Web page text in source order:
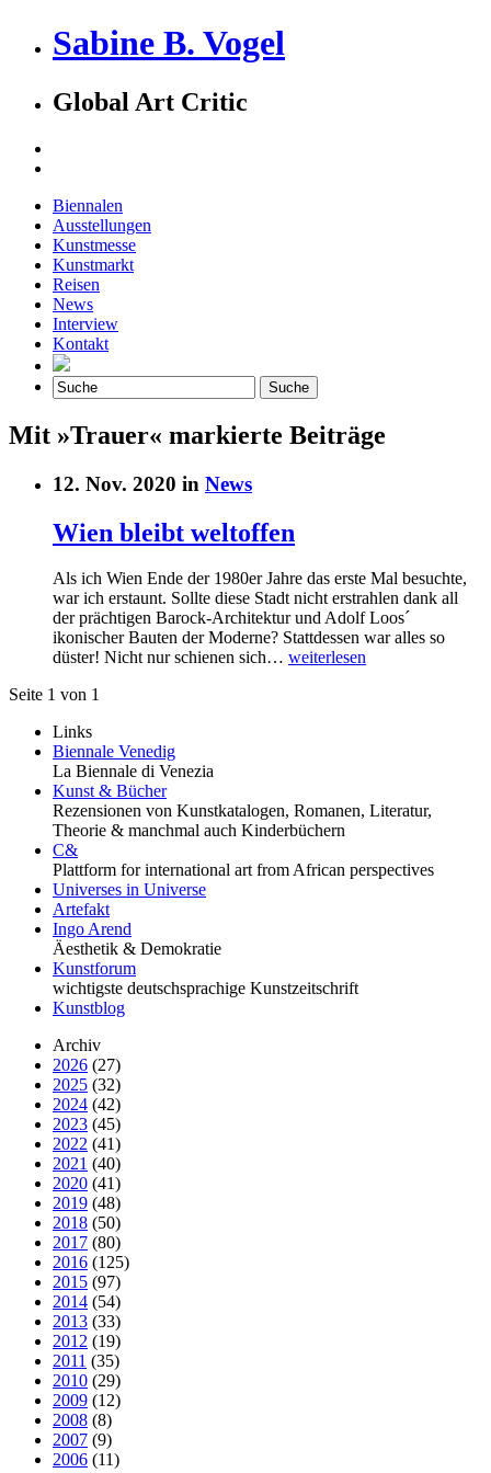
Sabine B. Vogel
Global Art Critic
Biennalen
Ausstellungen
Kunstmesse
Kunstmarkt
Reisen
News
Interview
Kontakt
Mit »Trauer« markierte Beiträge
12. Nov. 2020 in News
Wien bleibt weltoffen
Als ich Wien Ende der 1980er Jahre das erste Mal besuchte,
war ich erstaunt. Sollte diese Stadt nicht erstrahlen dank all
der prächtigen Barock-Architektur und Adolf Loos´
ikonischer Bauten der Moderne? Stattdessen war alles so
düster! Nicht nur schienen sich… weiterlesen
Seite 1 von 1
Links
Biennale Venedig
La Biennale di Venezia
Kunst & Bücher
Rezensionen von Kunstkatalogen, Romanen, Literatur,
Theorie & manchmal auch Kinderbüchern
C&
Plattform for international art from African perspectives
Universes in Universe
Artefakt
Ingo Arend
Äesthetik & Demokratie
Kunstforum
wichtigste deutschsprachige Kunstzeitschrift
Kunstblog
Archiv
2026 (27)
2025 (32)
2024 (42)
2023 (45)
2022 (41)
2021 (40)
2020 (41)
2019 (48)
2018 (50)
2017 (80)
2016 (125)
2015 (97)
2014 (54)
2013 (33)
2012 (19)
2011 (35)
2010 (29)
2009 (12)
2008 (8)
2007 (9)
2006 (11)